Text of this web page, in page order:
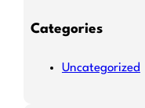
Categories
Uncategorized